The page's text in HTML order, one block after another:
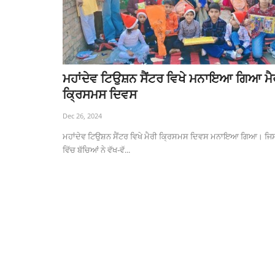
ਮਹਾਂਦੇਵ ਟਿਉਸ਼ਨ ਸੈਂਟਰ ਵਿਖੇ ਮਨਾਇਆ ਗਿਆ
ਕ੍ਰਿਸਮਸ ਦਿਵਸ
Dec 26, 2024
ਮਹਾਂਦੇਵ ਟਿਉਸ਼ਨ ਸੈਂਟਰ ਵਿਖੇ ਮੈਰੀ ਕ੍ਰਿਸਮਸ ਦਿਵਸ ਮਨਾਇਆ ਗਿਆ।
ਵਿੱਚ ਬੱਚਿਆਂ ਨੇ ਵੱਖ-ਵੱ...